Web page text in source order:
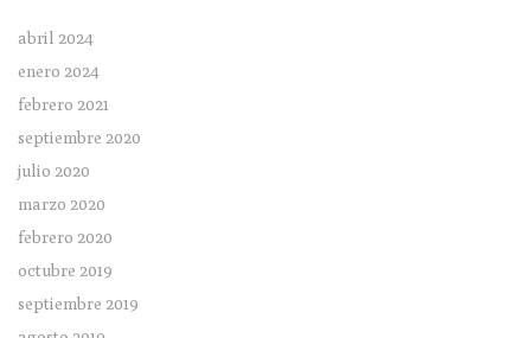
abril 2024
enero 2024
febrero 2021
septiembre 2020
julio 2020
marzo 2020
febrero 2020
octubre 2019
septiembre 2019